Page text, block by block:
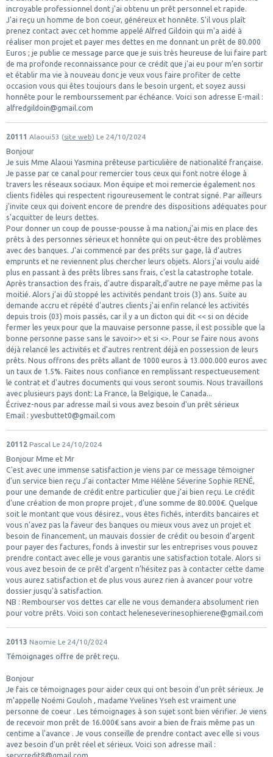
incroyable professionnel dont j'ai obtenu un prêt personnel et rapide.
J'ai reçu un homme de bon coeur, généreux et honnête. S'il vous plaît
prenez contact avec cet homme appelé Alfred Gildoin qui m'a aidé à
réaliser mon projet et payer mes dettes en me donnant un prêt de 80.000
Euros ; je publie ce message parce que je suis très heureuse de lui faire part
de ma profonde reconnaissance pour ce crédit que j'ai eu pour m’en sortir
et établir ma vie à nouveau donc je veux vous faire profiter de cette
occasion vous qui êtes toujours dans le besoin urgent, et soyez aussi
honnête pour le rembourssement par échéance. Voici son adresse E-mail :
alfredgildoin@gmail.com
20111 Alaoui53 (site web) Le 24/10/2024
Bonjour
Je suis Mme Alaoui Yasmina prêteuse particulière de nationalité française.
Je passe par ce canal pour remercier tous ceux qui font notre éloge à
travers les réseaux sociaux. Mon équipe et moi remercie également nos
clients fidèles qui respectent rigoureusement le contrat signé. Par ailleurs
j'invite ceux qui doivent encore de prendre des dispositions adéquates pour
s'acquitter de leurs dettes.
Pour donner un coup de pousse-pousse à ma nation,j'ai mis en place des
prêts à des personnes sérieux et honnête qui on peut-être des problèmes
avec des banques. J'ai commencé par des prêts sur gage, là d'autres
emprunts et ne reviennent plus chercher leurs objets. Alors j'ai voulu aidé
plus en passant à des prêts libres sans frais, c'est la catastrophe totale.
Après transaction des frais, d'autre disparaît,d'autre ne paye même pas la
moitié. Alors j'ai dû stoppé les activités pendant trois (3) ans. Suite au
demande accru et répété d'autres clients j'ai enfin relancé les activités
depuis trois (03) mois passés, car il y a un dicton qui dit << si on décide
fermer les yeux pour que la mauvaise personne passe, il est possible que la
bonne personne passe sans le savoir>> et si <>. Pour se faire nous avons
déjà relancé les activités et d'autres rentrent déjà en possession de leurs
prêts. Nous offrons des prêts allant de 1000 euros à 13.000.000 euros avec
un taux de 1.5%. Faites nous confiance en remplissant respectueusement
le contrat et d'autres documents qui vous seront soumis. Nous travaillons
avec plusieurs pays dont: La France, la Belgique, le Canada...
Écrivez-nous par adresse mail si vous avez besoin d'un prêt sérieux
Email : yvesbuttet0@gmail.com
20112 Pascal Le 24/10/2024
Bonjour Mme et Mr
C'est avec une immense satisfaction je viens par ce message témoigner
d’un service bien reçu J’ai contacter Mme Hélène Séverine Sophie RENÉ,
pour une demande de crédit entre particulier que j’ai bien reçu. Le crédit
d’une création de mon propre projet , d’une somme de 80.000€. Quelque
soit le montant que vous désirez., vous êtes fichés, interdits bancaires et
vous n’avez pas la faveur des banques ou mieux vous avez un projet et
besoin de financement, un mauvais dossier de crédit ou besoin d’argent
pour payer des factures, fonds à investir sur les entreprises vous pouvez
prendre contact avec elle je vous garantis une satisfaction totale. Alors si
vous avez besoin de ce prêt d’argent n’hésitez pas à contacter cette dame
vous aurez satisfaction et de plus vous aurez rien à avancer pour votre
dossier jusqu’à satisfaction.
NB : Rembourser vos dettes car elle ne vous demandera absolument rien
pour votre prêts. Voici son contact heleneseverinesophierene@gmail.com
20113 Naomie Le 24/10/2024
Témoignages offre de prêt reçu.
Bonjour
Je fais ce témoignages pour aider ceux qui ont besoin d'un prêt sérieux. Je
m'appelle Noémi Gouloh , madame Yvelines Yseh est vraiment une
personne de coeur . Les témoignages à son sujet sont bien vérifier. Je viens
de recevoir mon prêt de 16.000€ sans avoir a bien de frais même pas un
centime a l'avance . Je vous conseille de prendre contact avec elle si vous
avez besoin d'un prêt réel et sérieux. Voici son adresse mail :